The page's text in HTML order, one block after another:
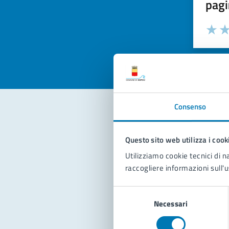
Consenso
Questo sito web utilizza i
Utilizziamo cookie tecnici di
raccogliere informazioni
Necessari
Valuta